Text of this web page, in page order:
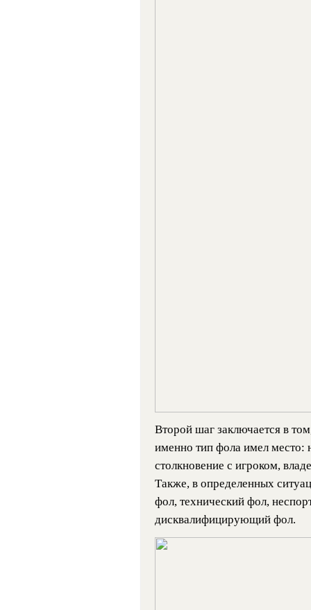
Второй шаг заключается в
именно тип фола имел место:
столкновение с игроком,
Также, в определенных
фол, технический фол,
дисквалифицирующий фол.